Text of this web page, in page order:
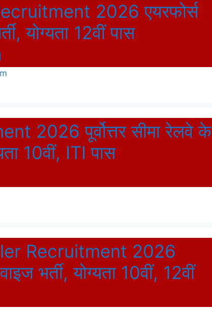
2026 एयरफोर्स
योग्यता 12वीं पास
2026 पूर्वोत्तर सीमा रेलवे के
10वीं, ITI पास
Recruitment 2026
भर्ती, योग्यता 10वीं, 12वीं